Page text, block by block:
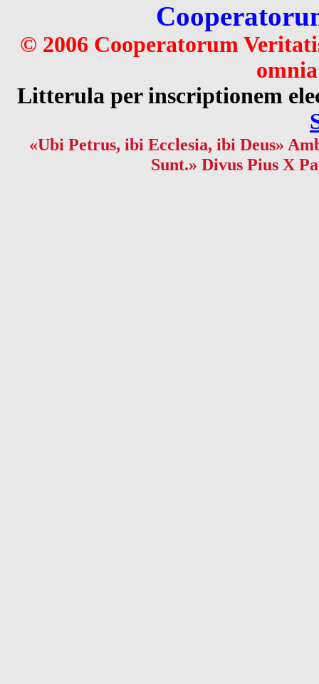
© 2006 Cooperatorum
Litterula per inscriptionem
«Ubi Petrus, ibi Ecclesia, ibi Deus»
Sunt.» Divus Pius X